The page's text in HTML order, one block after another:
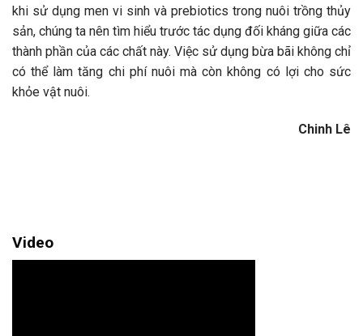
khi sử dụng men vi sinh và prebiotics trong nuôi trồng thủy
sản, chúng ta nên tìm hiểu trước tác dụng đối kháng giữa các
thành phần của các chất này. Việc sử dụng bừa bãi không chỉ
có thể làm tăng chi phí nuôi mà còn không có lợi cho sức
khỏe vật nuôi.
Chinh Lê
Video